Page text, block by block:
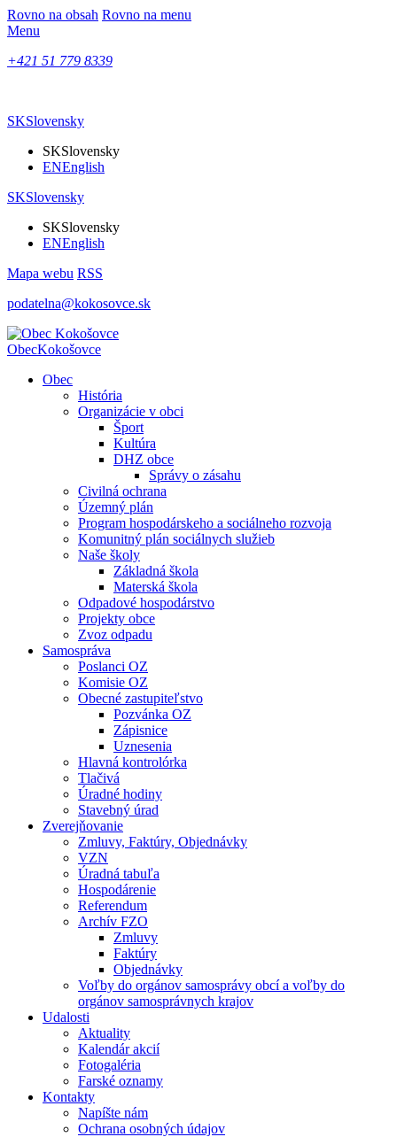
Rovno na obsah Rovno na menu
Menu
+421 51 779 8339
SKSlovensky
SKSlovensky
ENEnglish
SKSlovensky
SKSlovensky
ENEnglish
Mapa webu RSS
podatelna@kokosovce.sk
ObecKokošovce
Obec
História
Organizácie v obci
Šport
Kultúra
DHZ obce
Správy o zásahu
Civilná ochrana
Územný plán
Program hospodárskeho a sociálneho rozvoja
Komunitný plán sociálnych služieb
Naše školy
Základná škola
Materská škola
Odpadové hospodárstvo
Projekty obce
Zvoz odpadu
Samospráva
Poslanci OZ
Komisie OZ
Obecné zastupiteľstvo
Pozvánka OZ
Zápisnice
Uznesenia
Hlavná kontrolórka
Tlačivá
Úradné hodiny
Stavebný úrad
Zverejňovanie
Zmluvy, Faktúry, Objednávky
VZN
Úradná tabuľa
Hospodárenie
Referendum
Archív FZO
Zmluvy
Faktúry
Objednávky
Voľby do orgánov samosprávy obcí a voľby do
orgánov samosprávnych krajov
Udalosti
Aktuality
Kalendár akcií
Fotogaléria
Farské oznamy
Kontakty
Napíšte nám
Ochrana osobných údajov